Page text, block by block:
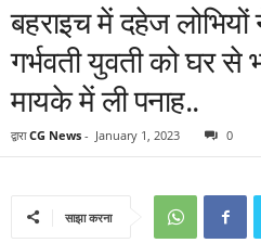
बहराइच में दहेज लोभियों
गर्भवती युवती को घर से
मायके में ली पनाह..
द्वारा CG News - January 1, 2023 0
साझा करना